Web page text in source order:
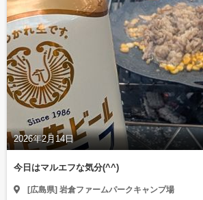
2026年2月14日
今日はマルエフな気分(^^)
[広島県] 岩倉ファームパークキャンプ場